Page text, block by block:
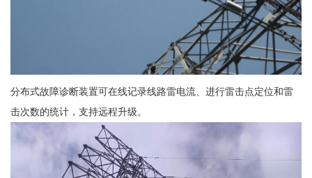
分布式故障诊断装置可在线记录线路雷电流、进行雷击点定位和雷
击次数的统计，支持远程升级。